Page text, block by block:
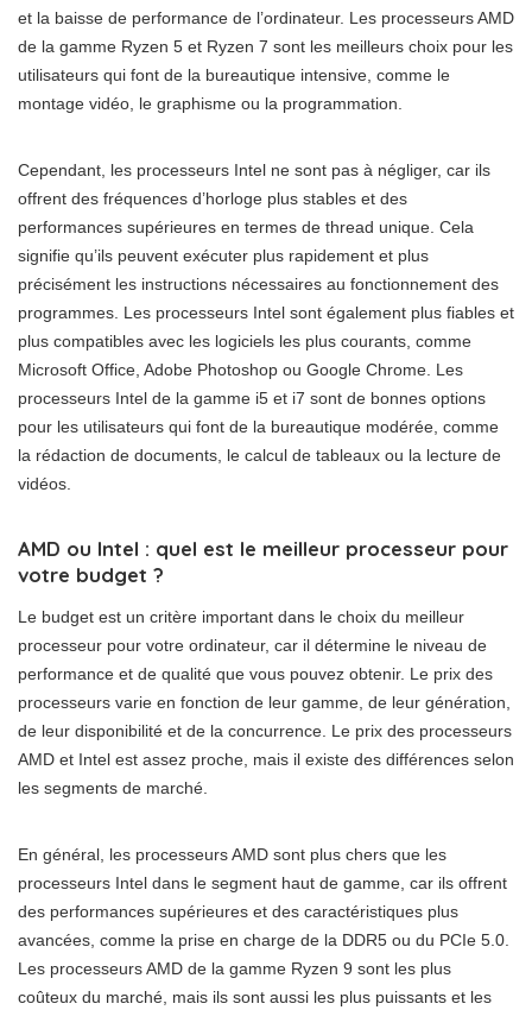
et la baisse de performance de l’ordinateur. Les processeurs AMD
de la gamme Ryzen 5 et Ryzen 7 sont les meilleurs choix pour les
utilisateurs qui font de la bureautique intensive, comme le
montage vidéo, le graphisme ou la programmation.
Cependant, les processeurs Intel ne sont pas à négliger, car ils
offrent des fréquences d’horloge plus stables et des
performances supérieures en termes de thread unique. Cela
signifie qu’ils peuvent exécuter plus rapidement et plus
précisément les instructions nécessaires au fonctionnement des
programmes. Les processeurs Intel sont également plus fiables et
plus compatibles avec les logiciels les plus courants, comme
Microsoft Office, Adobe Photoshop ou Google Chrome. Les
processeurs Intel de la gamme i5 et i7 sont de bonnes options
pour les utilisateurs qui font de la bureautique modérée, comme
la rédaction de documents, le calcul de tableaux ou la lecture de
vidéos.
AMD ou Intel : quel est le meilleur processeur pour
votre budget ?
Le budget est un critère important dans le choix du meilleur
processeur pour votre ordinateur, car il détermine le niveau de
performance et de qualité que vous pouvez obtenir. Le prix des
processeurs varie en fonction de leur gamme, de leur génération,
de leur disponibilité et de la concurrence. Le prix des processeurs
AMD et Intel est assez proche, mais il existe des différences selon
les segments de marché.
En général, les processeurs AMD sont plus chers que les
processeurs Intel dans le segment haut de gamme, car ils offrent
des performances supérieures et des caractéristiques plus
avancées, comme la prise en charge de la DDR5 ou du PCIe 5.0.
Les processeurs AMD de la gamme Ryzen 9 sont les plus
coûteux du marché, mais ils sont aussi les plus puissants et les